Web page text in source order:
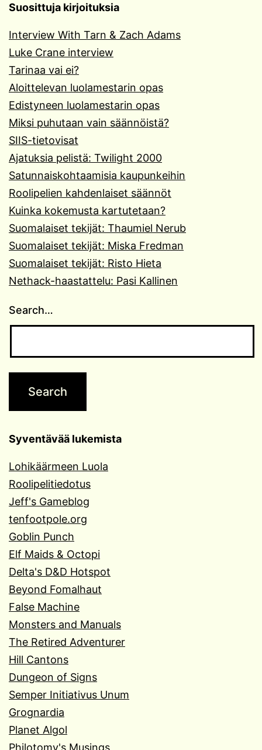
Suosittuja kirjoituksia
Interview With Tarn & Zach Adams
Luke Crane interview
Tarinaa vai ei?
Aloittelevan luolamestarin opas
Edistyneen luolamestarin opas
Miksi puhutaan vain säännöistä?
SIIS-tietovisat
Ajatuksia pelistä: Twilight 2000
Satunnaiskohtaamisia kaupunkeihin
Roolipelien kahdenlaiset säännöt
Kuinka kokemusta kartutetaan?
Suomalaiset tekijät: Thaumiel Nerub
Suomalaiset tekijät: Miska Fredman
Suomalaiset tekijät: Risto Hieta
Nethack-haastattelu: Pasi Kallinen
Search…
Syventävää lukemista
Lohikäärmeen Luola
Roolipelitiedotus
Jeff's Gameblog
tenfootpole.org
Goblin Punch
Elf Maids & Octopi
Delta's D&D Hotspot
Beyond Fomalhaut
False Machine
Monsters and Manuals
The Retired Adventurer
Hill Cantons
Dungeon of Signs
Semper Initiativus Unum
Grognardia
Planet Algol
Philotomy's Musings